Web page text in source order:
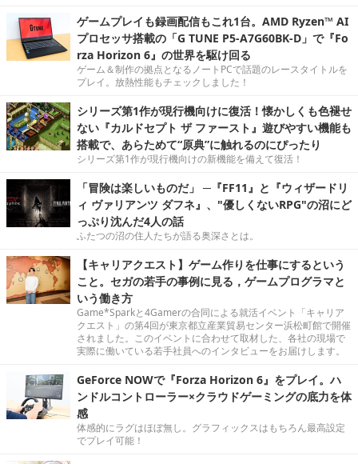
ゲームプレイも録画配信もこれ1台。AMD Ryzen™ AI
プロセッサ搭載の「G TUNE P5-A7G60BK-D」で『Fo
rza Horizon 6』の世界を駆け回る
ゲーム＆制作の拠点となるノートPCで話題のレースタイトルを
プレイ。放熱性能もチェックしました！
シリーズ第1作が現行機向けに復活！懐かしくも色褪せ
ない『カルドセプト ザ ファースト』遊びやすい機能も
搭載で、あらためて“原典”に触れるのにぴったり
シリーズ第1作が現行機向けの新機能を備えて復活！
「冒険は楽しいものだ」 ─『FF11』と『ウィザードリ
ィ ヴァリアンツ ダフネ』、"優しくないRPG"の沼にど
っぷり沈んだ4人の話
ふたつの沼の住人たちが語る奥深さとは。
【キャリアクエスト】ゲーム作りを仕事にするという
こと。セガの若手の事例に見る，ゲームプログラマと
いう働き方
Game*Sparkと4Gamerの合同による就活イベント「キャリア
クエスト」の第4回が東京都立産業貿易センター浜松町館で開催
されました。このイベントに合わせて取材した、各社の現場で
実際に働いている若手社員へのインタビューをお届けします。
GeForce NOWで『Forza Horizon 6』をプレイ。ハ
ンドルコントローラー×クラウドゲーミングの底力を体
感
体感的にラグはほぼ無し。グラフィックスはもちろん最高設定
でプレイ可能！